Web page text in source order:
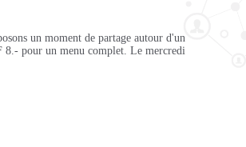
un moment de partage autour d'un
8.- pour un menu complet. Le mercredi